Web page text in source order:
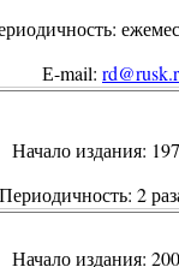
Е-mail:rd@rusk.
Начало издания:
Периодичность: 2
Начало издания: